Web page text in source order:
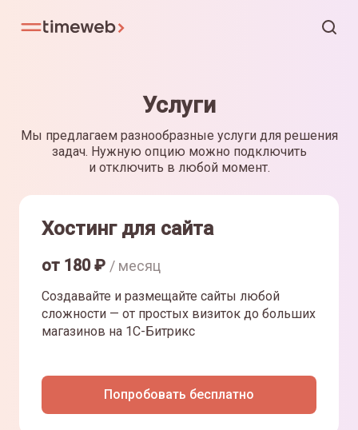
Услуги
Мы предлагаем разнообразные услуги для решения
задач. Нужную опцию можно подключить
и отключить в любой момент.
Хостинг для сайта
от 180₽ / месяц
Создавайте и размещайте сайты любой
сложности — от простых визиток до больших
магазинов на 1С-Битрикс
Попробовать бесплатно